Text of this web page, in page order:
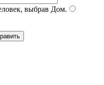
выбрав Дом.